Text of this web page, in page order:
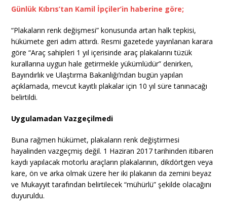
Günlük Kıbrıs’tan Kamil İpçiler’in haberine göre;
“Plakaların renk değişmesi” konusunda artan halk tepkisi,
hükümete geri adım attırdı. Resmi gazetede yayınlanan karara
göre “Araç sahipleri 1 yıl içerisinde araç plakalarını tüzük
kurallarına uygun hale getirmekle yükümlüdür” denirken,
Bayındırlık ve Ulaştırma Bakanlığı’ndan bugün yapılan
açıklamada, mevcut kayıtlı plakalar için 10 yıl süre tanınacağı
belirtildi.
Uygulamadan Vazgeçilmedi
Buna rağmen hükümet, plakaların renk değiştirmesi
hayalinden vazgeçmiş değil. 1 Haziran 2017 tarihinden itibaren
kaydı yapılacak motorlu araçların plakalarının, dikdörtgen veya
kare, ön ve arka olmak üzere her iki plakanın da zemini beyaz
ve Mukayyit tarafından belirtilecek “mühürlü” şekilde olacağını
duyuruldu.